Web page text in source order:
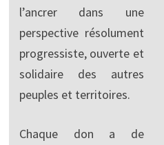
l’ancrer dans une
perspective résolument
progressiste, ouverte et
solidaire des autres
peuples et territoires.
Chaque don a de